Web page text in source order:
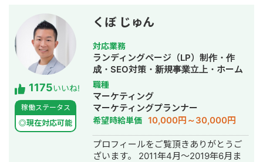
Googleのサービスを使ったら、どんな
感じに開発できるのかイメージが湧か
ないという方も大歓迎！ フワッとした
イメージでも良いので「こんなことを
したい」という内容を伝えて頂けれ
ば、その内容を実現するための方法を
具体的に提案させて頂きます。 一度ビ
デオ会議でお話してみませんか？もち
ろん無料です。 【Google Apps
Script、Appsheetで開発するメリッ
ト】 ★月々にかかる費用がタダ！
Googleアカウントさえあれば利用可能
なので月々にかかる費用が0円です。
1175いいね!
稼働ステータス
◎現在対応可能
くぼ じゅん
対応業務
ランディングページ（LP）制作・作
成・SEO対策・新規事業立上・ホーム
ページ制作・作成・リスティング広告
運用代行
職種
マーケティング
マーケティングプランナー
希望時給単価 10,000円～30,000円
プロフィールをご覧頂きありがとうご
ざいます。 2011年4月～2019年6月ま